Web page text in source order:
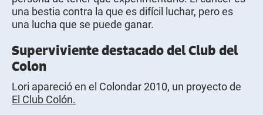
una bestia contra la que es difícil luchar, pero es
una lucha que se puede ganar.
Superviviente destacado del Club del
Colon
Lori apareció en el Colondar 2010, un proyecto de
El Club Colón.